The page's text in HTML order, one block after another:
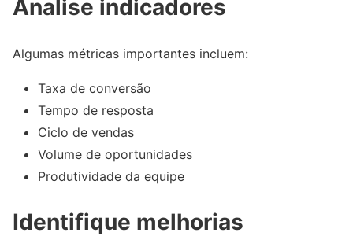
Analise indicadores
Algumas métricas importantes incluem:
Taxa de conversão
Tempo de resposta
Ciclo de vendas
Volume de oportunidades
Produtividade da equipe
Identifique melhorias